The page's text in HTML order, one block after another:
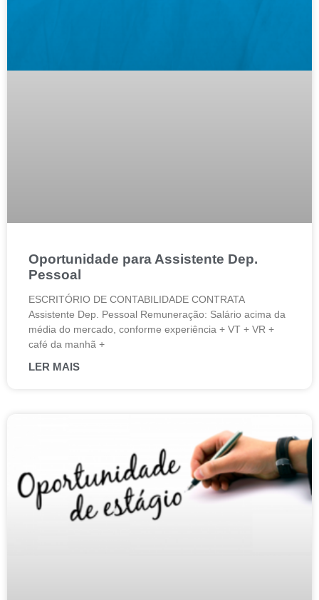
Oportunidade para Assistente Dep.
Pessoal
ESCRITÓRIO DE CONTABILIDADE CONTRATA
Assistente Dep. Pessoal Remuneração: Salário acima da
média do mercado, conforme experiência + VT + VR +
café da manhã +
LER MAIS